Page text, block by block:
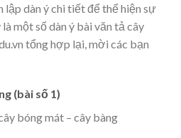
lập dàn ý chi tiết để thể hiện sự
là một số dàn ý bài văn tả cây
tổng hợp lại, mời các bạn
(bài số 1)
bóng mát – cây bàng